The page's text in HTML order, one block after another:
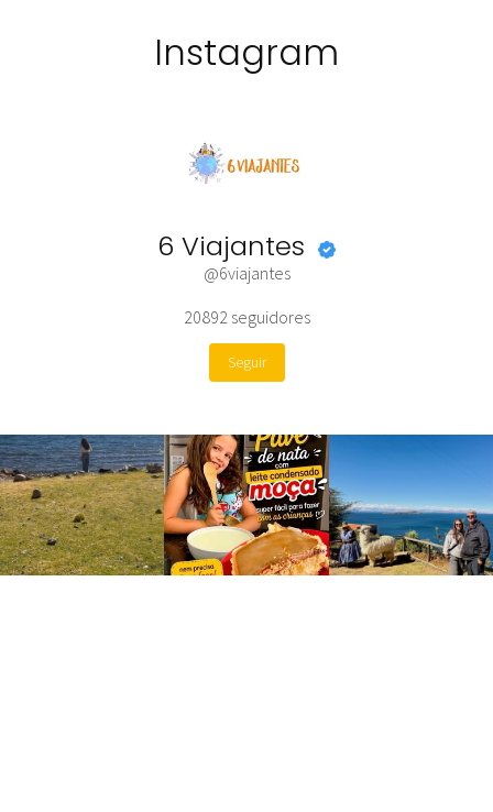
Instagram
6 Viajantes
@6viajantes
20892 seguidores
Seguir